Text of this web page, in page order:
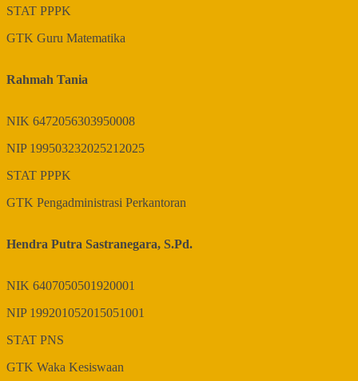
STAT PPPK
GTK Guru Matematika
Rahmah Tania
NIK 6472056303950008
NIP 199503232025212025
STAT PPPK
GTK Pengadministrasi Perkantoran
Hendra Putra Sastranegara, S.Pd.
NIK 6407050501920001
NIP 199201052015051001
STAT PNS
GTK Waka Kesiswaan